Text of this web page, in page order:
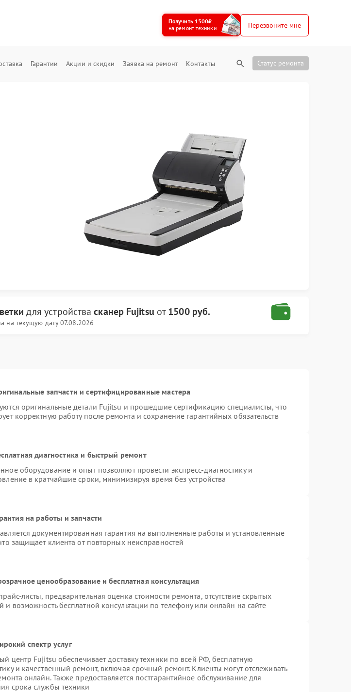
Получить 1500₽
на ремонт техники
Перезвоните мне
Гарантии Акции и скидки Заявка на ремонт Контакты Статус ремонта
для устройствасканер Fujitsu от1500 руб.
на текущую дату 07.08.2026
запчасти и сертифицированные мастера
оригинальные детали Fujitsu и прошедшие сертификацию специалисты, что
корректную работу после ремонта и сохранение гарантийных обязательств
диагностика и быстрый ремонт
оборудование и опыт позволяют провести экспресс-диагностику и
в кратчайшие сроки, минимизируя время без устройства
на работы и запчасти
документированная гарантия на выполненные работы и установленные
защищает клиента от повторных неисправностей
ценообразование и бесплатная консультация
листы, предварительная оценка стоимости ремонта, отсутствие скрытых
и возможность бесплатной консультации по телефону или онлайн на сайте
спектр услуг
центр Fujitsu обеспечивает доставку техники по всей РФ, бесплатную
и качественный ремонт, включая срочный ремонт. Клиенты могут отслеживать
онлайн. Также предоставляется постгарантийное обслуживание для
срока службы техники